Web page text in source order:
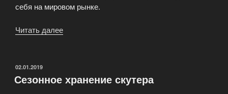
себя на мировом рынке.
Читать далее
ОПУБЛИКОВАНО
02.01.2019
Сезонное хранение скутера